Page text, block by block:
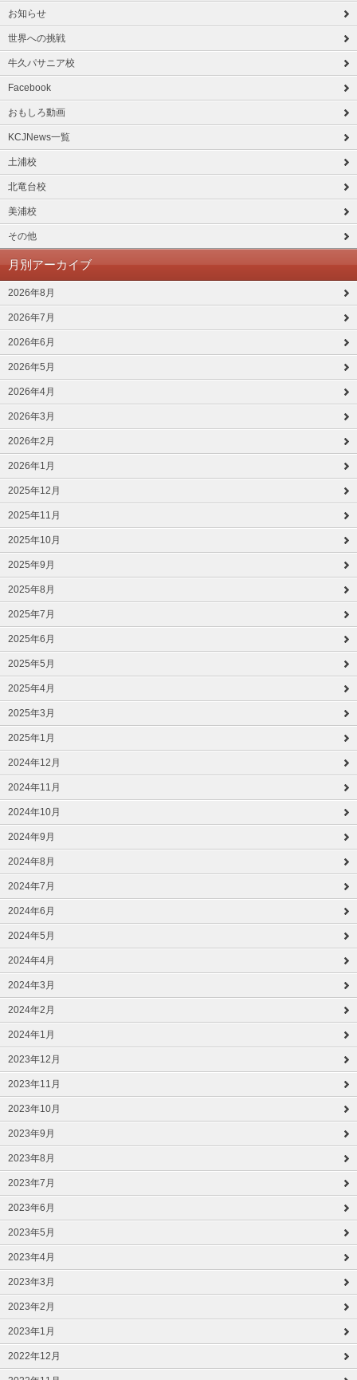
お知らせ
世界への挑戦
牛久パサニア校
Facebook
おもしろ動画
KCJNews一覧
土浦校
北竜台校
美浦校
その他
月別アーカイブ
2026年8月
2026年7月
2026年6月
2026年5月
2026年4月
2026年3月
2026年2月
2026年1月
2025年12月
2025年11月
2025年10月
2025年9月
2025年8月
2025年7月
2025年6月
2025年5月
2025年4月
2025年3月
2025年1月
2024年12月
2024年11月
2024年10月
2024年9月
2024年8月
2024年7月
2024年6月
2024年5月
2024年4月
2024年3月
2024年2月
2024年1月
2023年12月
2023年11月
2023年10月
2023年9月
2023年8月
2023年7月
2023年6月
2023年5月
2023年4月
2023年3月
2023年2月
2023年1月
2022年12月